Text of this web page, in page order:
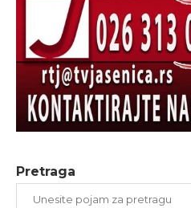
Pretraga